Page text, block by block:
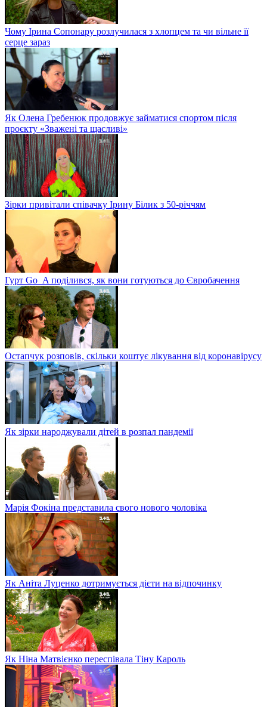
Чому Ірина Сопонару розлучилася з хлопцем та чи вільне її
серце зараз
Як Олена Гребенюк продовжує займатися спортом після
проєкту «Зважені та щасливі»
Зірки привітали співачку Ірину Білик з 50-річчям
Гурт Go_A поділився, як вони готуються до Євробачення
Остапчук розповів, скільки коштує лікування від коронавірусу
Як зірки народжували дітей в розпал пандемії
Марія Фокіна представила свого нового чоловіка
Як Аніта Луценко дотримується дієти на відпочинку
Як Ніна Матвієнко переспівала Тіну Кароль